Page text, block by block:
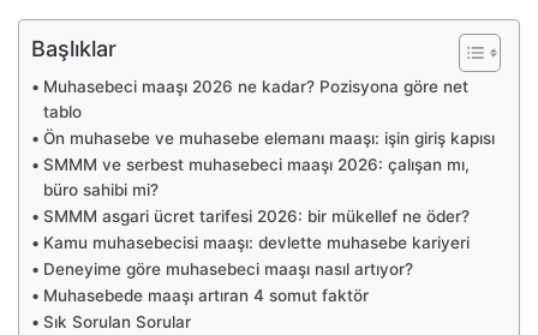
Başlıklar
Muhasebeci maaşı 2026 ne kadar? Pozisyona göre net
tablo
Ön muhasebe ve muhasebe elemanı maaşı: işin giriş kapısı
SMMM ve serbest muhasebeci maaşı 2026: çalışan mı,
büro sahibi mi?
SMMM asgari ücret tarifesi 2026: bir mükellef ne öder?
Kamu muhasebecisi maaşı: devlette muhasebe kariyeri
Deneyime göre muhasebeci maaşı nasıl artıyor?
Muhasebede maaşı artıran 4 somut faktör
Sık Sorulan Sorular